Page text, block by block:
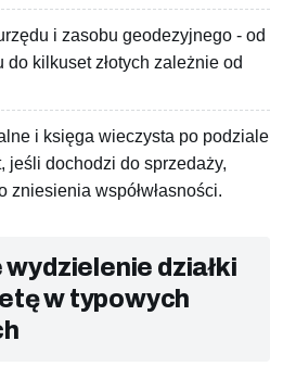
i zasobu geodezyjnego - od
do kilkuset złotych zależnie od
i księga wieczysta po podziale
jeśli dochodzi do sprzedaży,
zniesienia współwłasności.
wydzielenie działki
w typowych